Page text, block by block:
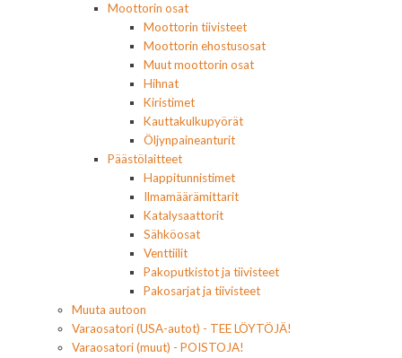
Moottorin osat
Moottorin tiivisteet
Moottorin ehostusosat
Muut moottorin osat
Hihnat
Kiristimet
Kauttakulkupyörät
Öljynpaineanturit
Päästölaitteet
Happitunnistimet
Ilmamäärämittarit
Katalysaattorit
Sähköosat
Venttiilit
Pakoputkistot ja tiivisteet
Pakosarjat ja tiivisteet
Muuta autoon
Varaosatori (USA-autot) - TEE LÖYTÖJÄ!
Varaosatori (muut) - POISTOJA!